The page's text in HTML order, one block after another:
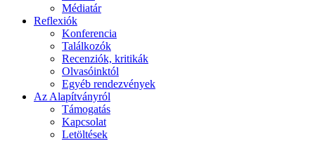
Médiatár
Reflexiók
Konferencia
Találkozók
Recenziók, kritikák
Olvasóinktól
Egyéb rendezvények
Az Alapítványról
Támogatás
Kapcsolat
Letöltések